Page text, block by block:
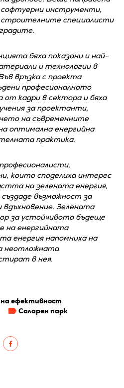
инструменти,
специалисти
бяха показани и най-
и технологии в
връзка с проекта
професионалното
от кадри в сектора и бяха
за проектанти,
на съвременните
оптимална енергийна
практика.
които споделиха интерес
на зелената енергия,
възможност за
вдъхновение. Зелената
за устойчивото бъдеще
на енергийната
енергия напомниха на
неотложната
в нея.
ефективност
Соларен парк